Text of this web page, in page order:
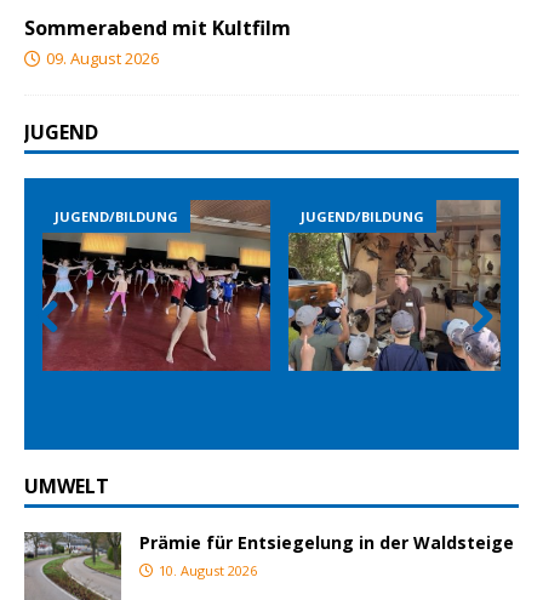
Sommerabend mit Kultfilm
09. August 2026
JUGEND
JUGEND/BILDUNG JUGEND/BILDUNG
Prev
ious
Nex
t
UMWELT
Prämie für Entsiegelung in der Waldsteige
10. August 2026